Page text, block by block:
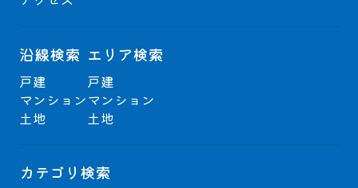
沿線検索
戸建
マンション
土地
エリア検索
戸建
マンション
土地
カテゴリ検索